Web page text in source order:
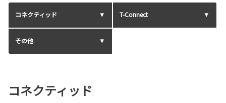
コネクティッド T-Connect
その他
コネクティッド